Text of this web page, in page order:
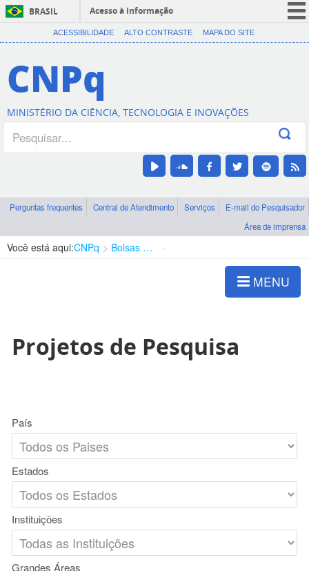
BRASIL
Acesso à informação
CORONAVÍRUS (COVID-19)
Canais
ACESSIBILIDADE ALTO CONTRASTE MAPA DO SITE
CNPq
MINISTÉRIO DA CIÊNCIA, TECNOLOGIA E INOVAÇÕES
Perguntas frequentes Central de Atendimento Serviços
E-mail do Pesquisador
Área de imprensa
Você está aqui:CNPq Bolsas e Auxílios Vigentes
MENU
Projetos de Pesquisa
País
Estados
Instituições
Grandes Áreas